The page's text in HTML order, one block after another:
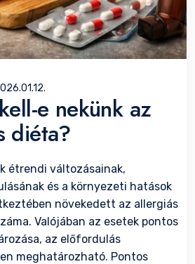
e nekünk az
diéta?
étrendi változásainak,
és a környezeti hatások
növekedett az allergiás
Valójában az esetek pontos
az előfordulás
meghatározható. Pontos